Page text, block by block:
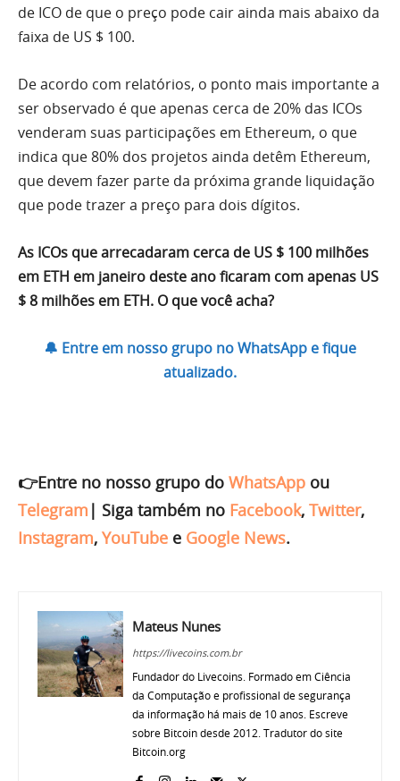
de ICO de que o preço pode cair ainda mais abaixo da
faixa de US $ 100.
De acordo com relatórios, o ponto mais importante a
ser observado é que apenas cerca de 20% das ICOs
venderam suas participações em Ethereum, o que
indica que 80% dos projetos ainda detêm Ethereum,
que devem fazer parte da próxima grande liquidação
que pode trazer a preço para dois dígitos.
As ICOs que arrecadaram cerca de US $ 100 milhões
em ETH em janeiro deste ano ficaram com apenas US
$ 8 milhões em ETH. O que você acha?
🔔 Entre em nosso grupo no WhatsApp e fique
atualizado.
👉Entre no nosso grupo do WhatsApp ou
Telegram | Siga também no Facebook, Twitter,
Instagram, YouTube e Google News.
Mateus Nunes
https://livecoins.com.br
Fundador do Livecoins. Formado em Ciência
da Computação e profissional de segurança
da informação há mais de 10 anos. Escreve
sobre Bitcoin desde 2012. Tradutor do site
Bitcoin.org